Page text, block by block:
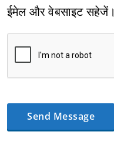
ईमेल और वेबसाइट सहेजें।